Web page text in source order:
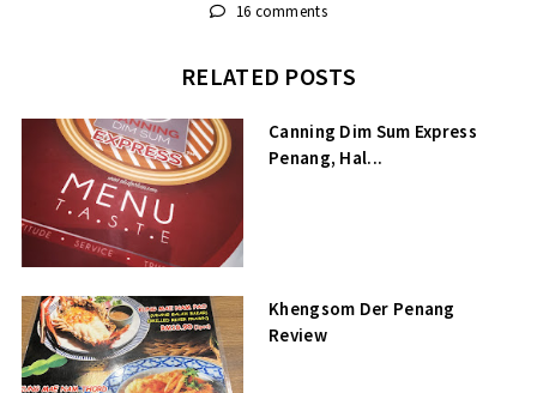
16 comments
RELATED POSTS
Canning Dim Sum Express
Penang, Hal...
Khengsom Der Penang
Review